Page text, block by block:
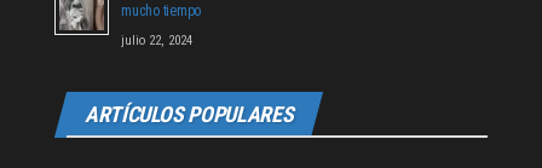
mucho tiempo
julio 22, 2024
ARTÍCULOS POPULARES